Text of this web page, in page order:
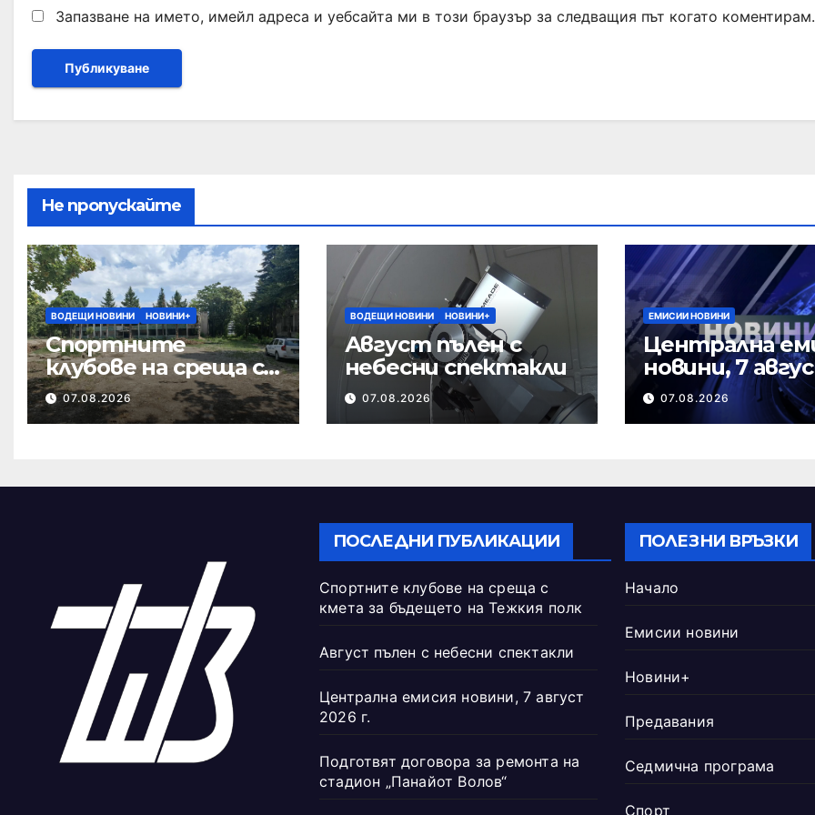
Запазване на името, имейл адреса и уебсайта ми в този браузър за следващия път когато коментирам.
Не пропускайте
ВОДЕЩИ НОВИНИ НОВИНИ+
Спортните
клубове на среща с
кмета за
бъдещето на
07.08.2026
ВОДЕЩИ НОВИНИ НОВИНИ+
Август пълен с
небесни спектакли
07.08.2026
ЕМИСИИ НОВИНИ
Централна
новини, 7
2026 г.
07.08.2026
ПОСЛЕДНИ ПУБЛИКАЦИИ
Спортните клубове на среща с
кмета за бъдещето на Тежкия полк
Август пълен с небесни спектакли
Централна емисия новини, 7 август
2026 г.
Подготвят договора за ремонта на
стадион „Панайот Волов“
ПОЛЕЗНИ ВРЪЗКИ
Начало
Емисии новини
Новини+
Предавания
Седмична програма
Спорт